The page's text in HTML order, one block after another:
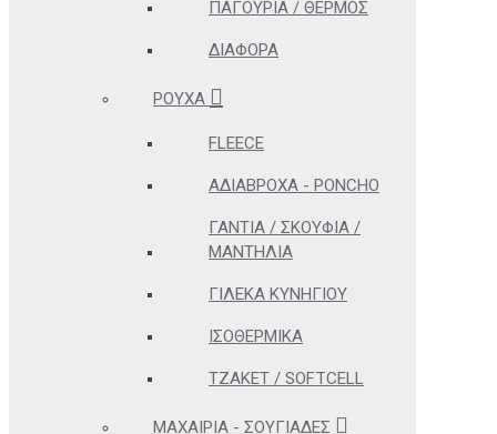
ΠΑΓΟΎΡΙΑ / ΘΕΡΜΌΣ
ΔΙΆΦΟΡΑ
ΡΟΎΧΑ
FLEECE
ΑΔΊΑΒΡΟΧΑ - PONCHO
ΓΆΝΤΙΑ / ΣΚΟΥΦΙΆ /
ΜΑΝΤΉΛΙΑ
ΓΙΛΈΚΑ ΚΥΝΗΓΊΟΥ
ΙΣΟΘΕΡΜΙΚΆ
ΤΖΆΚΕΤ / SOFTCELL
ΜΑΧΑΊΡΙΑ - ΣΟΥΓΙΆΔΕΣ